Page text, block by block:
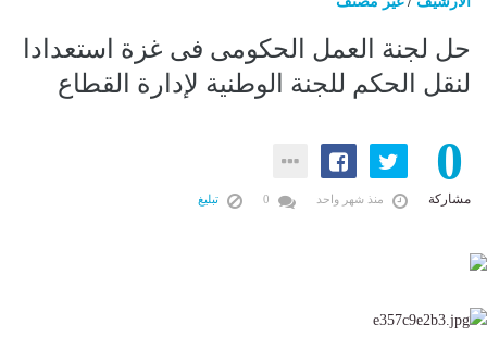
حل لجنة العمل الحكومى فى غزة استعدادا
لنقل الحكم للجنة الوطنية لإدارة القطاع
0
مشاركة منذ شهر واحد تبليغ